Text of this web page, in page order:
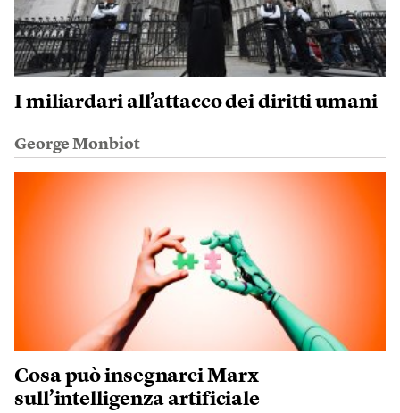
I miliardari all’attacco dei diritti umani
George Monbiot
Cosa può insegnarci Marx
sull’intelligenza artificiale